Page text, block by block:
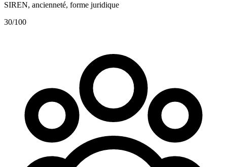
SIREN, ancienneté, forme juridique
30/100